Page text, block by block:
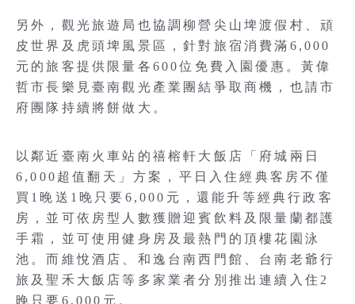
另外，觀光旅遊局也協調柳營尖山埤渡假村、頑
皮世界及虎頭埤風景區，針對旅宿消費滿6,000
元的旅客提供限量各600位免費入園優惠。黃偉
哲市長樂見臺南觀光產業團結爭取商機，也請市
府團隊持續將餅做大。
以鄰近臺南火車站的禧榕軒大飯店「府城兩日
6,000超值翻天」方案，平日入住經典客房不僅
買1晚送1晚只要6,000元，還能升等經典行政客
房，並可依房型人數獲贈迎賓飲料及限量蘭都護
手霜，並可使用健身房及最熱門的頂樓花園泳
池。而維悅酒店、和逸台南西門館、台南老爺行
旅及聖禾大飯店等多家業者分別推出連續入住2
晚只要6,000元。